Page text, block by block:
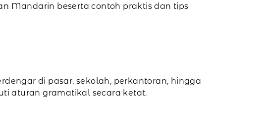
Mandarin beserta contoh praktis dan tips
di pasar, sekolah, perkantoran, hingga
aturan gramatikal secara ketat.